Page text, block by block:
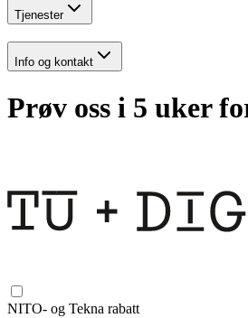
Tjenester
Info og kontakt
Prøv oss i 5 uker
NITO- og Tekna rabatt